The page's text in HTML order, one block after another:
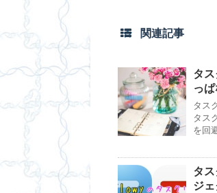
関連記事
タ
っ
タス
タス
を回
タ
ジ